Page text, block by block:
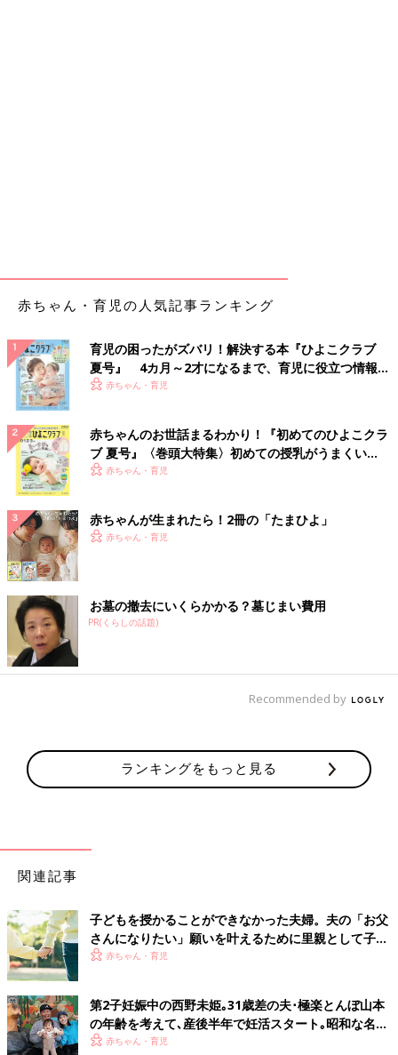
朝、子どもがなかなか起きないので、熱いタオルで顔と足をふ
り込みました。足をふいたタオルが再び顔にきたところで、怒り
ながら飛び起きていました。
下着の社会の窓を...
夫はトランクス派で、社会の窓はボタン式になっています。いつ
もはそれをすぐに用がたせるようにはずしっぱなしにしているの
ですが、ちょっと仕返ししたいときなどは、そのボタンを閉めて
「○○は預かった...」犯行声明メール
夫が大事にしているものと､それにダメージを与えそうなものを
ケータイで写真に撮ります｡メールの件名に犯行声明と入れて､本
文に「○○は預かった｡誠意を持った謝罪がなければ､添付の写真の
ものは無事ではないだろう」と入力して送信します｡私は、夫の
ジャケットと漂白剤の写真を添付してメールしたら、ものすごい
夫が「マッサージして」と言ってくるとき、「私も疲れてるんだ
けど!!」って言っても、「お願いします」と頼まれるので、わざ
います。
究極の奥義！ ママの必殺ワザはやっぱり「食事」
家族にもっとも効果的なのは、「食事」に関する仕返しなのかも
しれません。○○縛り？ 兵糧攻め？ それとも嫌がらせ弁当？
ママの本当の力を思い知らせるときが来たようです...。
健康的かも?! にがり攻撃
赤ちゃん・育児の人気記事ランキング
育児の困ったがズバリ！解決する本『ひよこクラブ
夏号』 4カ月～2才になるまで、育児に役立つ情報が
いっぱい！
赤ちゃん・育児
赤ちゃんのお世話まるわかり！『初めてのひよこクラ
ブ 夏号』〈巻頭大特集〉初めての授乳がうまくい
く！ おっぱい・ミルクの基本と夏のトラブル 解決テ
赤ちゃん・育児
赤ちゃんが生まれたら！2冊の「たまひよ」
赤ちゃん・育児
お墓の撤去にいくらかかる？墓じまい費用
PR(くらしの話題)
Recommended by
ランキングをもっと見る
関連記事
子どもを授かることができなかった夫婦。夫の「お父
さんになりたい」願いを叶えるために里親として子ど
もを育てることに【体験談】
赤ちゃん・育児
第2子妊娠中の西野未姫｡31歳差の夫･極楽とんぼ山本
の年齢を考えて､産後半年で妊活スタート｡昭和な名前
を好む夫とは､また名づけでぶつかりそう!?
赤ちゃん・育児